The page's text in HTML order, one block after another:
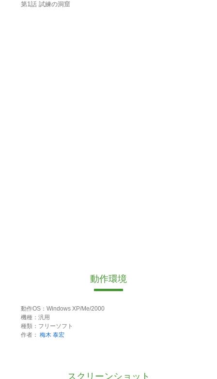
第1話 試練の洞窟
動作環境
動作OS：Windows XP/Me/2000
機種：汎用
種類：フリーソフト
作者： 梅木 泰宏
スクリーンショット